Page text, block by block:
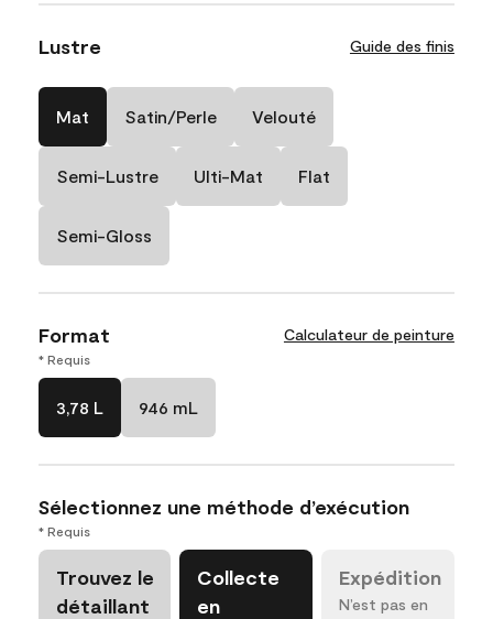
Lustre Guide des finis
Mat Satin/Perle Velouté
Semi-Lustre Ulti-Mat Flat
Semi-Gloss
Format Calculateur de peinture
* Requis
3,78 L 946 mL
Sélectionnez une méthode d’exécution
* Requis
Trouvez le
détaillant
Collecte
en
Expédition
N’est pas en